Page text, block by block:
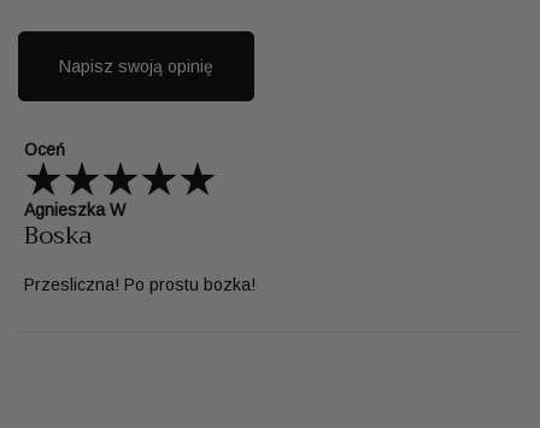
Napisz swoją opinię
Oceń
Agnieszka W
Boska
Przesliczna! Po prostu bozka!